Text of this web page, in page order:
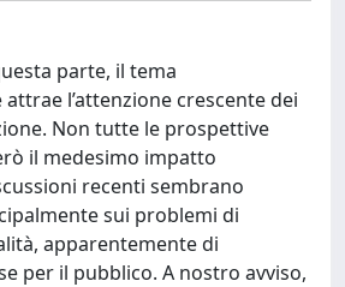
parte, il tema
l’attenzione crescente dei
Non tutte le prospettive
il medesimo impatto
recenti sembrano
sui problemi di
apparentemente di
per il pubblico. A nostro avviso,